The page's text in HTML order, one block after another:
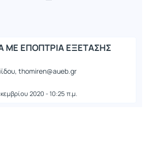
ΜΕ ΕΠΟΠΤΡΙΑ ΕΞΕΤΑΣΗΣ
thomiren@aueb.gr
2020 - 10:25 π.μ.